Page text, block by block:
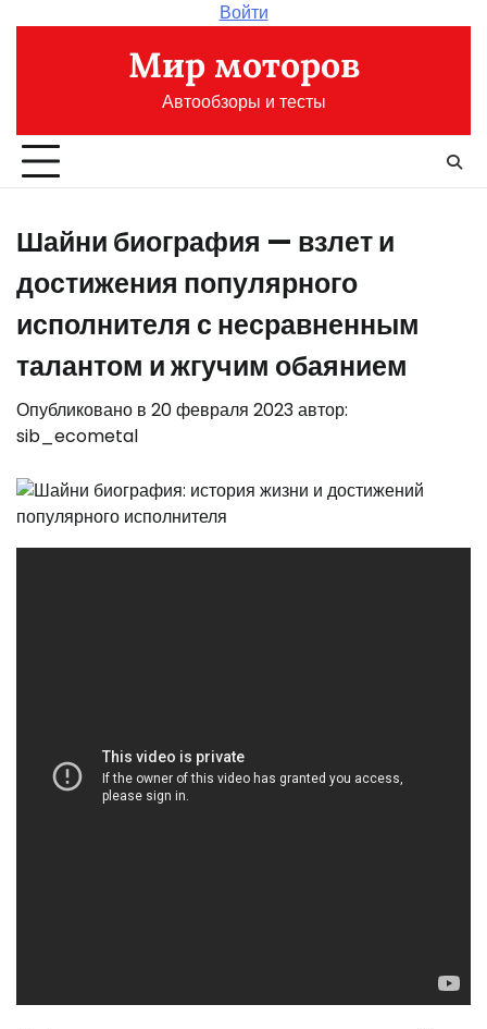
Войти
Мир моторов
Автообзоры и тесты
Шайни биография — взлет и
достижения популярного
исполнителя с несравненным
талантом и жгучим обаянием
Опубликовано в 20 февраля 2023автор:
sib_ecometal